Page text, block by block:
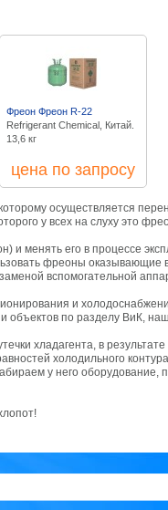
Фреон Фреон R-22
Refrigerant Chemical, Китай.
13,6 кг
цена по запросу
осуществляется
у всех на слуху это
и менять его в процессе
фреоны
вспомогательной
и
объектов по разделу ВиК,
хладагента, в
холодильного
у него оборудование,